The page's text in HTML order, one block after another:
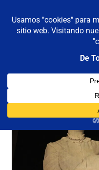
contenido
De todo un
Reflexiones,
Viajes